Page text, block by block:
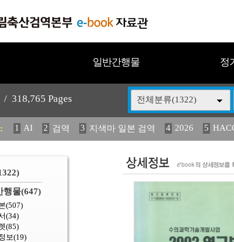
일반간행물 정
/ 318,765 Pages 전체분류(1322)
1 AI 2 검역 3 지색마 일본 검역 4 2026 5
11 2025 12 중독성 식물 도감 13 媛 異 14 (2013
행물(647)
(507)
(34)
(85)
보(19)